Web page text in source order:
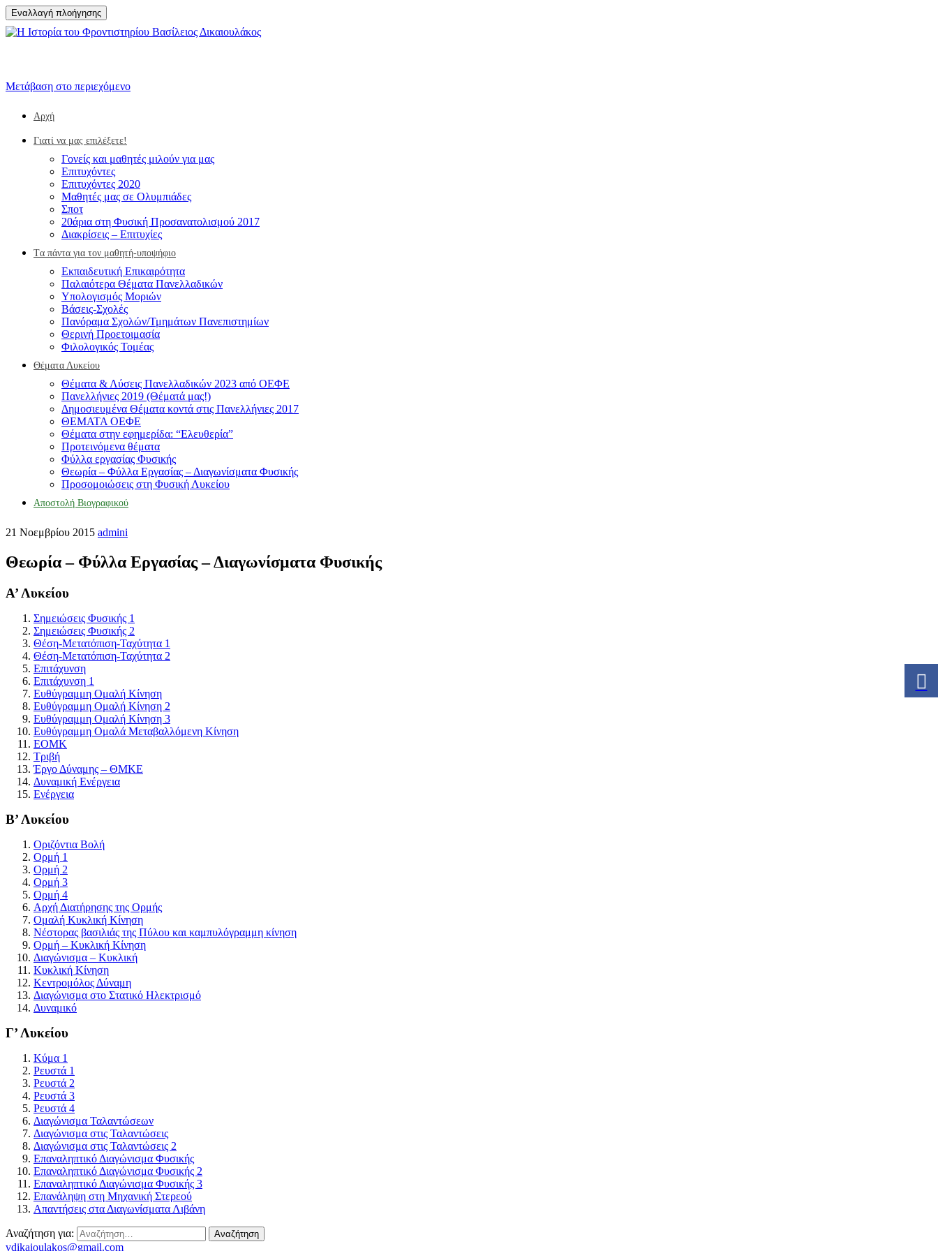
Εναλλαγή πλοήγησης
Μετάβαση στο περιεχόμενο
Αρχή
Γιατί να μας επιλέξετε!
Γονείς και μαθητές μιλούν για μας
Επιτυχόντες
Επιτυχόντες 2020
Μαθητές μας σε Ολυμπιάδες
Σποτ
20άρια στη Φυσική Προσανατολισμού 2017
Διακρίσεις – Επιτυχίες
Tα πάντα για τον μαθητή-υποψήφιο
Eκπαιδευτική Επικαιρότητα
Παλαιότερα Θέματα Πανελλαδικών
Υπολογισμός Μοριών
Βάσεις-Σχολές
Πανόραμα Σχολών/Τμημάτων Πανεπιστημίων
Θερινή Προετοιμασία
Φιλολογικός Τομέας
Θέματα Λυκείου
Θέματα & Λύσεις Πανελλαδικών 2023 από ΟΕΦΕ
Πανελλήνιες 2019 (Θέματά μας!)
Δημοσιευμένα Θέματα κοντά στις Πανελλήνιες 2017
ΘΕΜΑΤΑ ΟΕΦΕ
Θέματα στην εφημερίδα: “Ελευθερία”
Προτεινόμενα θέματα
Φύλλα εργασίας Φυσικής
Θεωρία – Φύλλα Εργασίας – Διαγωνίσματα Φυσικής
Προσομοιώσεις στη Φυσική Λυκείου
Αποστολή Βιογραφικού
21 Νοεμβρίου 2015 admini
Θεωρία – Φύλλα Εργασίας – Διαγωνίσματα Φυσικής
Α’ Λυκείου
Σημειώσεις Φυσικής 1
Σημειώσεις Φυσικής 2
Θέση-Μετατόπιση-Ταχύτητα 1
Θέση-Μετατόπιση-Ταχύτητα 2
Επιτάχυνση
Επιτάχυνση 1
Ευθύγραμμη Ομαλή Κίνηση
Ευθύγραμμη Ομαλή Κίνηση 2
Ευθύγραμμη Ομαλή Κίνηση 3
Ευθύγραμμη Ομαλά Μεταβαλλόμενη Κίνηση
ΕΟΜΚ
Τριβή
Έργο Δύναμης – ΘΜΚΕ
Δυναμική Ενέργεια
Ενέργεια
Β’ Λυκείου
Οριζόντια Βολή
Ορμή 1
Ορμή 2
Ορμή 3
Ορμή 4
Αρχή Διατήρησης της Ορμής
Ομαλή Κυκλική Κίνηση
Νέστορας βασιλιάς της Πύλου και καμπυλόγραμμη κίνηση
Ορμή – Κυκλική Κίνηση
Διαγώνισμα – Κυκλική
Κυκλική Κίνηση
Κεντρομόλος Δύναμη
Διαγώνισμα στο Στατικό Ηλεκτρισμό
Δυναμικό
Γ’ Λυκείου
Kύμα 1
Ρευστά 1
Ρευστά 2
Ρευστά 3
Ρευστά 4
Διαγώνισμα Ταλαντώσεων
Διαγώνισμα στις Ταλαντώσεις
Διαγώνισμα στις Ταλαντώσεις 2
Επαναληπτικό Διαγώνισμα Φυσικής
Επαναληπτικό Διαγώνισμα Φυσικής 2
Επαναληπτικό Διαγώνισμα Φυσικής 3
Επανάληψη στη Μηχανική Στερεού
Απαντήσεις στα Διαγωνίσματα Λιβάνη
Αναζήτηση για:
vdikaioulakos@gmail.com